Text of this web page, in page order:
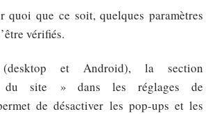
quoi que ce soit, quelques paramètres
vérifiés.
et Android), la section
du site » dans les réglages de
de désactiver les pop-ups et les